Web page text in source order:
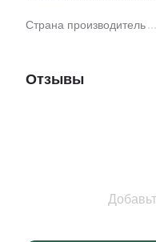
Страна производитель
Отзывы